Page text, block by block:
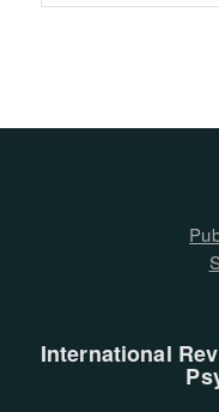
International